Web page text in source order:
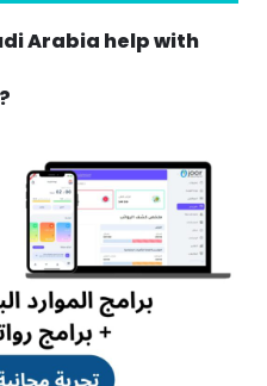
Arabia help with